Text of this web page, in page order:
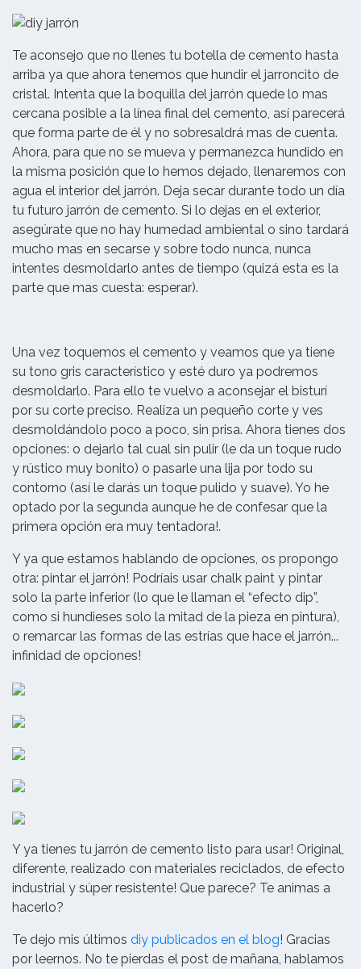
Te aconsejo que no llenes tu botella de cemento hasta
arriba ya que ahora tenemos que hundir el jarroncito de
cristal. Intenta que la boquilla del jarrón quede lo mas
cercana posible a la línea final del cemento, así parecerá
que forma parte de él y no sobresaldrá mas de cuenta.
Ahora, para que no se mueva y permanezca hundido en
la misma posición que lo hemos dejado, llenaremos con
agua el interior del jarrón. Deja secar durante todo un día
tu futuro jarrón de cemento. Si lo dejas en el exterior,
asegúrate que no hay humedad ambiental o sino tardará
mucho mas en secarse y sobre todo nunca, nunca
intentes desmoldarlo antes de tiempo (quizá esta es la
parte que mas cuesta: esperar).
Una vez toquemos el cemento y veamos que ya tiene
su tono gris característico y esté duro ya podremos
desmoldarlo. Para ello te vuelvo a aconsejar el bisturí
por su corte preciso. Realiza un pequeño corte y ves
desmoldándolo poco a poco, sin prisa. Ahora tienes dos
opciones: o dejarlo tal cual sin pulir (le da un toque rudo
y rústico muy bonito) o pasarle una lija por todo su
contorno (así le darás un toque pulido y suave). Yo he
optado por la segunda aunque he de confesar que la
primera opción era muy tentadora!.
Y ya que estamos hablando de opciones, os propongo
otra: pintar el jarrón! Podríais usar chalk paint y pintar
solo la parte inferior (lo que le llaman el “efecto dip”,
como si hundieses solo la mitad de la pieza en pintura),
o remarcar las formas de las estrías que hace el jarrón...
infinidad de opciones!
Y ya tienes tu jarrón de cemento listo para usar! Original,
diferente, realizado con materiales reciclados, de efecto
industrial y súper resistente! Que parece? Te animas a
hacerlo?
Te dejo mis últimos diy publicados en el blog! Gracias
por leernos. No te pierdas el post de mañana, hablamos